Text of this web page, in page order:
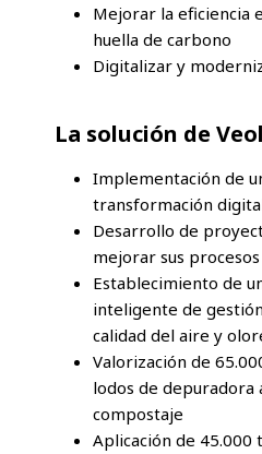
Mejorar la eficiencia
huella de carbono
Digitalizar y
La solución de
Implementación de
transformación
Desarrollo de
mejorar sus procesos
Establecimiento de
inteligente de
calidad del aire y
Valorización de
lodos de depuradora
compostaje
Aplicación de 45.000